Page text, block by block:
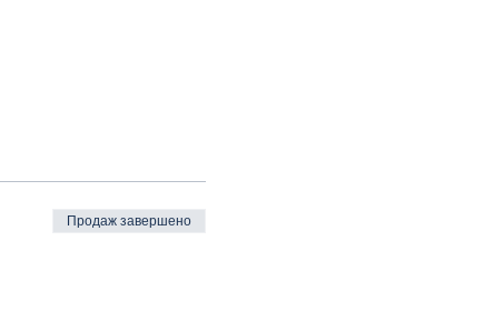
Продаж завершено